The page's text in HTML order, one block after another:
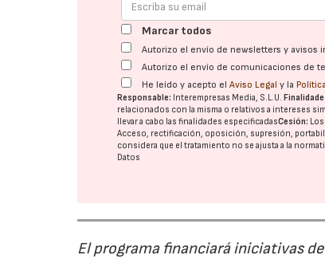
Marcar todos
Autorizo el envío de newsletters y avisos
Autorizo el envío de comunicaciones de
He leído y acepto elAviso Legal y la
Responsable: Interempresas Media, S.L.U.
relacionados con la misma o relativos a intereses
llevar a cabo las finalidades especificadasCesión:
Acceso, rectificación, oposición, supresión,
considera que el tratamiento no se ajusta a la
Datos
El programa financiará iniciativas